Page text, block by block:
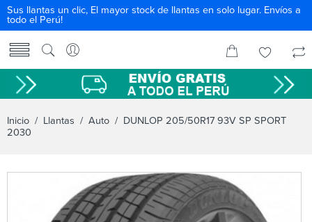
Sus llantas un clic, El mayor stock de llantas en solo lugar. Envíos a
todo el Perú!
Inicio / Llantas / Auto / DUNLOP 205/50R17 93V SP SPORT
2030